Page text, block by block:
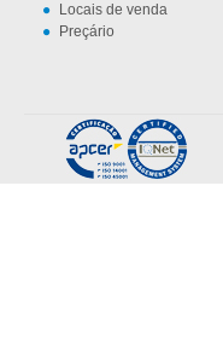
Locais de venda
Preçário